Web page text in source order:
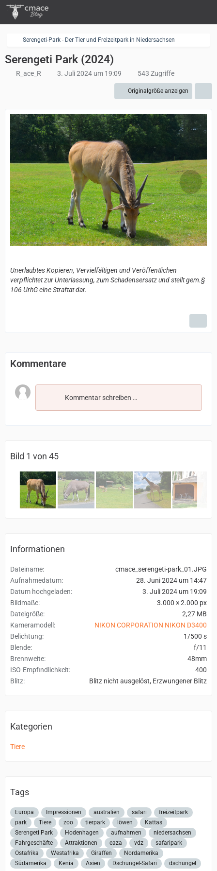
Serengeti-Park - Der Tier und Freizeitpark in Niedersachsen
Serengeti Park (2024)
R_ace_R 3. Juli 2024 um 19:09 543 Zugriffe
Originalgröße anzeigen
Unerlaubtes Kopieren, Vervielfältigen und Veröffentlichen
verpflichtet zur Unterlassung, zum Schadensersatz und stellt gem.§
106 UrhG eine Straftat dar.
Kommentare
Kommentar schreiben …
Bild 1 von 45
Informationen
Dateiname
cmace_serengeti-park_01.JPG
Aufnahmedatum
28. Juni 2024 um 14:47
Datum hochgeladen
3. Juli 2024 um 19:09
Bildmaße
3.000 × 2.000 px
Dateigröße
2,27 MB
Kameramodell
NIKON CORPORATION NIKON D3400
Belichtung
1/500 s
Blende
f/11
Brennweite
48mm
ISO-Empfindlichkeit
400
Blitz
Blitz nicht ausgelöst, Erzwungener Blitz
Kategorien
Tiere
Tags
Europa Impressionen australien safari
freizeitpark
park
Tiere zoo tierpark löwen
Kattas
Serengeti Park
Hodenhagen aufnahmen
niedersachsen
Fahrgeschäfte
Attraktionen eaza vdz
safaripark
Ostafrika
Westafrika Giraffen
Nordamerika
Südamerika
Kenia Asien Dschungel-Safari dschungel